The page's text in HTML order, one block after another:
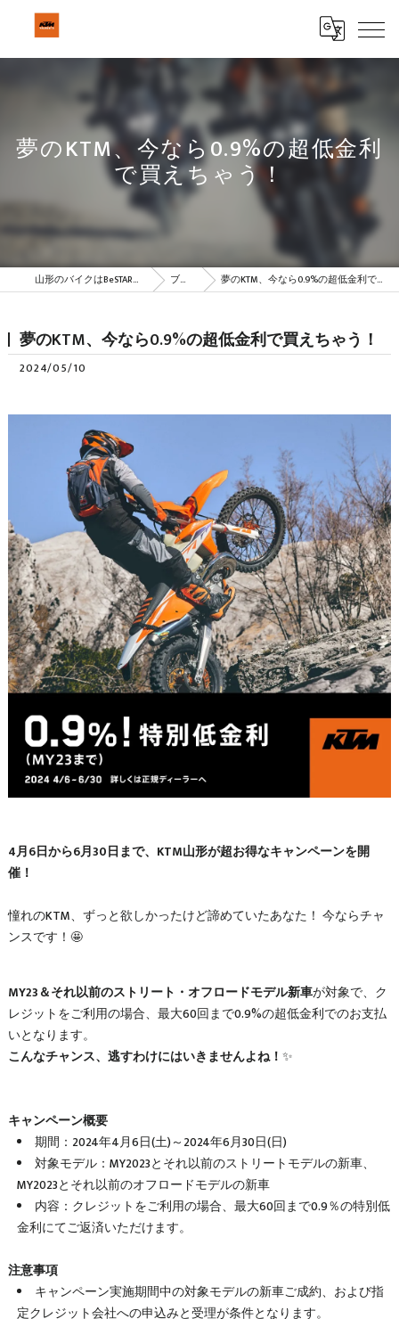
夢のKTM、今なら0.9%の超低金利
で買えちゃう！
山形のバイクはBeSTAR株式会社 ブログ 夢のKTM、今なら0.9%の超低金利で買えちゃう！
夢のKTM、今なら0.9%の超低金利で買えちゃう！
2024/05/10
4月6日から6月30日まで、KTM山形が超お得なキャンペーンを開
催！
憧れのKTM、ずっと欲しかったけど諦めていたあなた！ 今ならチャ
ンスです！🤩
MY23＆それ以前のストリート・オフロードモデル新車が対象で、ク
レジットをご利用の場合、最大60回まで0.9%の超低金利でのお支払
いとなります。
こんなチャンス、逃すわけにはいきませんよね！ ✨
キャンペーン概要
期間：2024年4月6日(土)～2024年6月30日(日)
対象モデル：MY2023とそれ以前のストリートモデルの新車、
MY2023とそれ以前のオフロードモデルの新車
内容：クレジットをご利用の場合、最大60回まで0.9％の特別低
金利にてご返済いただけます。
注意事項
キャンペーン実施期間中の対象モデルの新車ご成約、および指
定クレジット会社への申込みと受理が条件となります。